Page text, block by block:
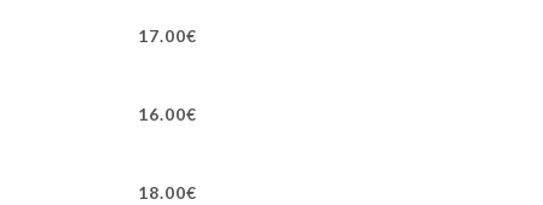
17.00€
16.00€
18.00€